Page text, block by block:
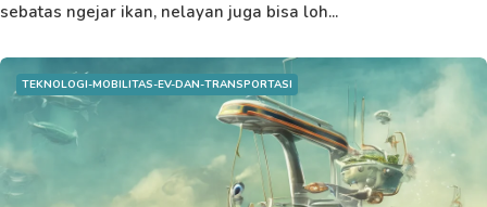
sebatas ngejar ikan, nelayan juga bisa loh...
TEKNOLOGI-MOBILITAS-EV-DAN-TRANSPORTASI